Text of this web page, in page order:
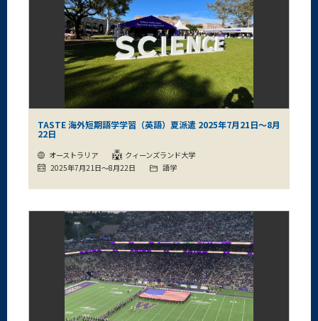
TASTE 海外短期語学学習（英語）夏派遣 2025年7月21日～8月
22日
オーストラリア
クィーンズランド大学
2025年7月21日～8月22日
語学